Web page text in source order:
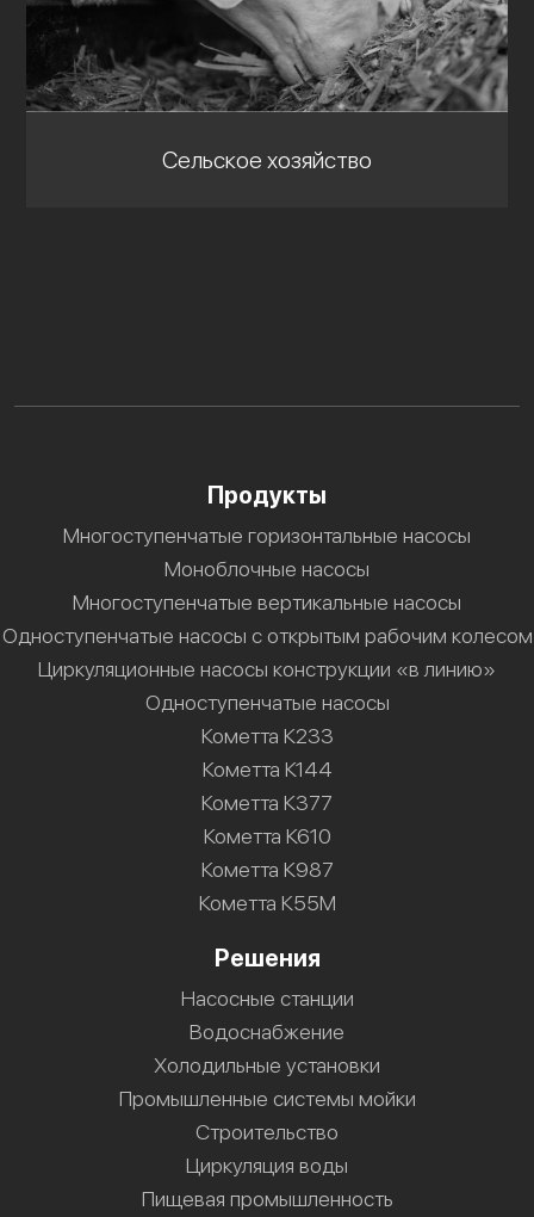
Сельское хозяйство
Продукты
Многоступенчатые горизонтальные насосы
Моноблочные насосы
Многоступенчатые вертикальные насосы
Одноступенчатые насосы с открытым рабочим колесом
Циркуляционные насосы конструкции «в линию»
Одноступенчатые насосы
Кометта К233
Кометта К144
Кометта К377
Кометта К610
Кометта К987
Кометта К55М
Решения
Насосные станции
Водоснабжение
Холодильные установки
Промышленные системы мойки
Строительство
Циркуляция воды
Пищевая промышленность